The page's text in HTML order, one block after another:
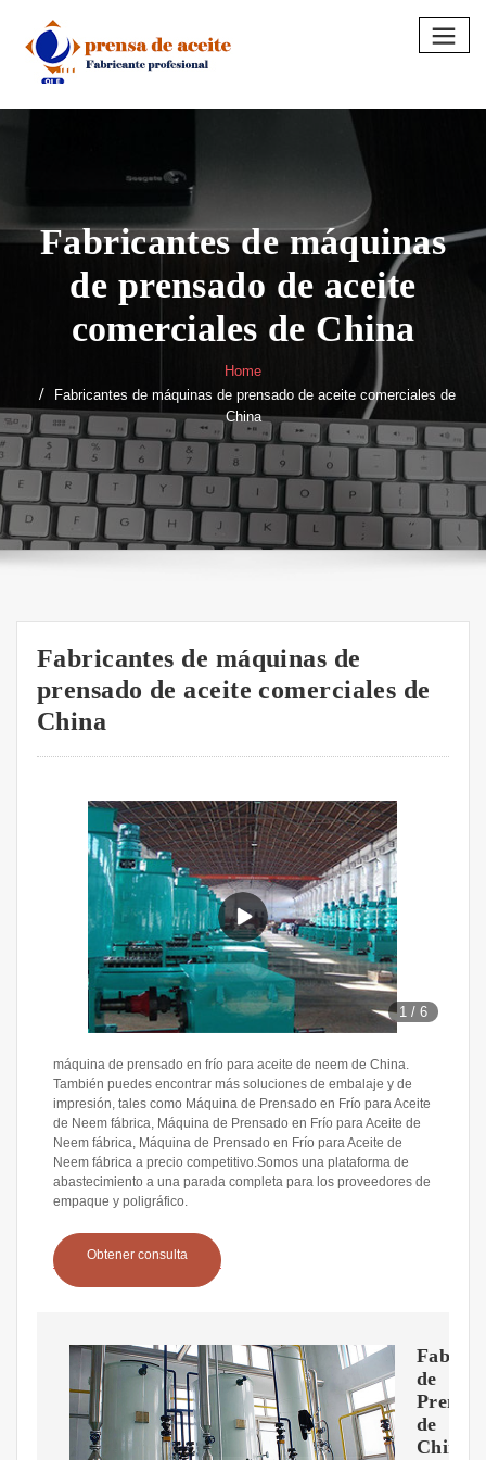
content
Fabricantes de máquinas
de prensado de aceite
comerciales de China
Home
Fabricantes de máquinas de prensado de aceite comerciales de
China
Fabricantes de máquinas de
prensado de aceite comerciales de
China
1 /6
máquina de prensado en frío para aceite de neem de China.
También puedes encontrar más soluciones de embalaje y de
impresión, tales como Máquina de Prensado en Frío para Aceite
de Neem fábrica, Máquina de Prensado en Frío para Aceite de
Neem fábrica, Máquina de Prensado en Frío para Aceite de
Neem fábrica a precio competitivo.Somos una plataforma de
abastecimiento a una parada completa para los proveedores de
empaque y poligráfico.
Obtener consulta
de
Prensas
de
China,